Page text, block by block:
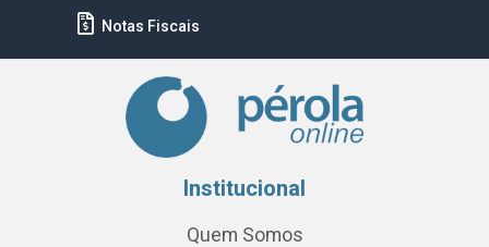
Notas Fiscais
Institucional
Quem Somos